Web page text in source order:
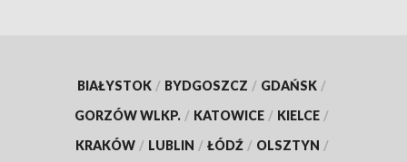
BIAŁYSTOK / BYDGOSZCZ / GDAŃSK /
GORZÓW WLKP. / KATOWICE / KIELCE /
KRAKÓW / LUBLIN / ŁÓDŹ / OLSZTYN /